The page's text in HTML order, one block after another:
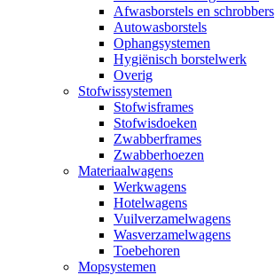
Afwasborstels en schrobbers
Autowasborstels
Ophangsystemen
Hygiënisch borstelwerk
Overig
Stofwissystemen
Stofwisframes
Stofwisdoeken
Zwabberframes
Zwabberhoezen
Materiaalwagens
Werkwagens
Hotelwagens
Vuilverzamelwagens
Wasverzamelwagens
Toebehoren
Mopsystemen